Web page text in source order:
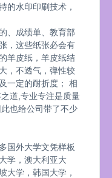
的水印印刷技术，
、成绩单、教育部
，这些纸张必会有
羊皮纸，羊皮纸结
，不透气，弹性较
一定的耐折度； 相
道,专业专注是质量
也给公司带了不少
国外大学文凭样板
学，澳大利亚大
大学，韩国大学，